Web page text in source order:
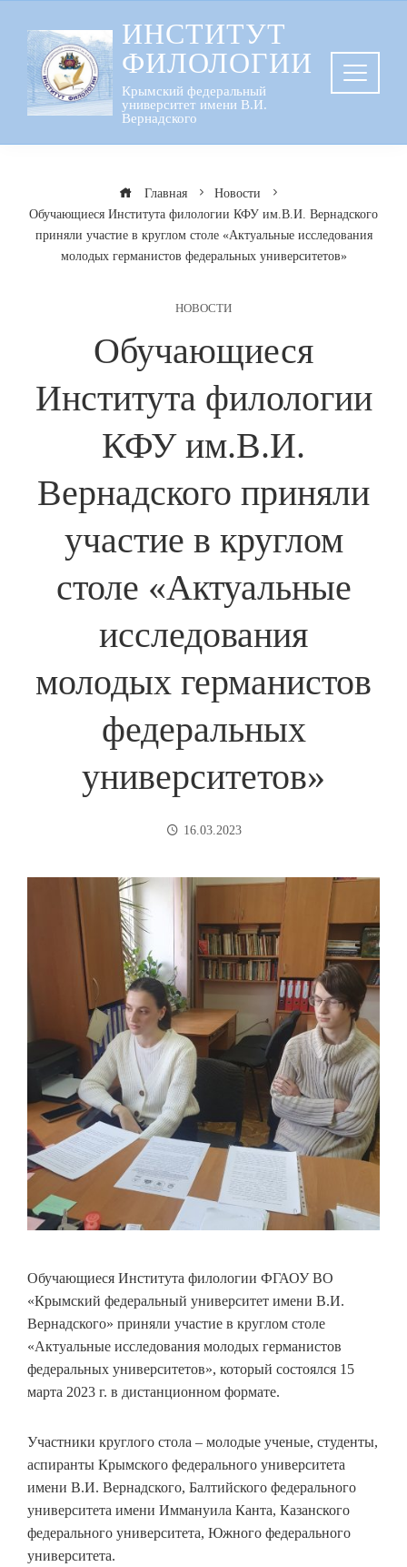
содержанию
ИНСТИТУТ
ФИЛОЛОГИИ
Крымский федеральный
университет имени В.И.
Вернадского
Главная
Новости
Обучающиеся Института филологии КФУ им.В.И. Вернадского
приняли участие в круглом столе «Актуальные исследования
молодых германистов федеральных университетов»
НОВОСТИ
Обучающиеся
Института филологии
КФУ им.В.И.
Вернадского приняли
участие в круглом
столе «Актуальные
исследования
молодых германистов
федеральных
университетов»
16.03.2023
Обучающиеся Института филологии ФГАОУ ВО
«Крымский федеральный университет имени В.И.
Вернадского» приняли участие в круглом столе
«Актуальные исследования молодых германистов
федеральных университетов», который состоялся 15
марта 2023 г. в дистанционном формате.
Участники круглого стола – молодые ученые, студенты,
аспиранты Крымского федерального университета
имени В.И. Вернадского, Балтийского федерального
университета имени Иммануила Канта, Казанского
федерального университета, Южного федерального
университета.